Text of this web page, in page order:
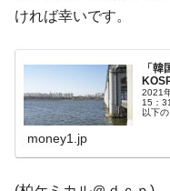
『Money1』
在韓米
ドを掲げる「在韓反米
韓国政
ータセンター整備」⇒
『Money1』
JPモル
『Money1』
韓国『
ければ幸いです。
「
2021
15：
以下
money1.jp